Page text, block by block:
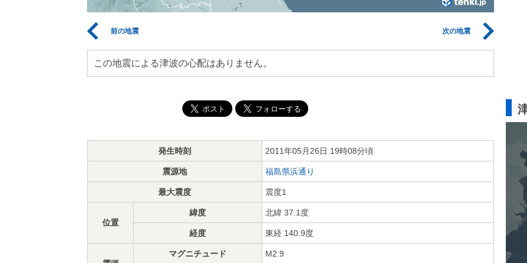
前の地震 次の地震
この地震による津波の心配はありません。
発生時刻 2011年05月26日 19時08分頃
震源地 福島県浜通り
最大震度 震度1
位置
緯度 北緯 37.1度
経度 東経 140.9度
マグニチュード M2.9